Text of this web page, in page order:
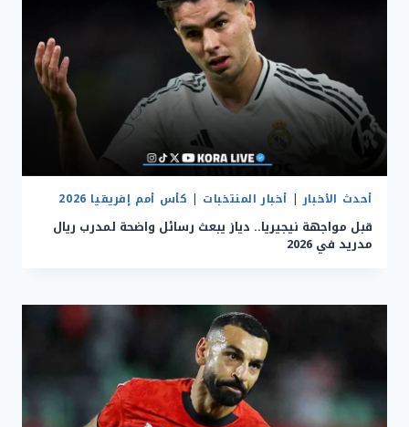
أحدث الأخبار| أخبار المنتخبات | كأس أمم إفريقيا 2026
قبل مواجهة نيجيريا.. دياز يبعث رسائل واضحة لمدرب ريال
مدريد في 2026